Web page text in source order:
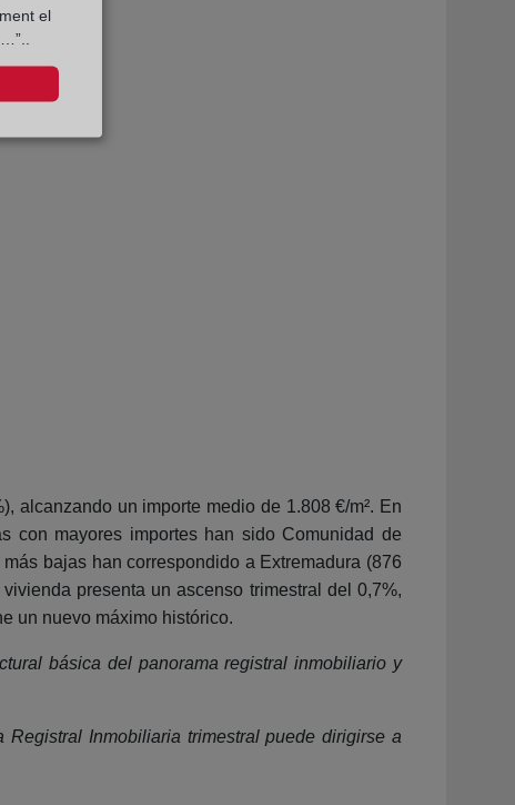
alcanzando un importe medio de 1.808 €/m². En
con mayores importes han sido Comunidad de
bajas han correspondido a Extremadura (876
presenta un ascenso trimestral del 0,7%,
un nuevo máximo histórico.
básica del panorama registral inmobiliario y
Inmobiliaria trimestral puede dirigirse a
el